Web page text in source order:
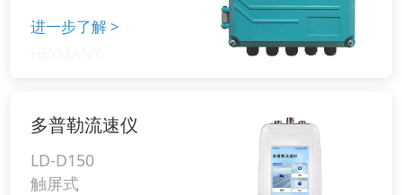
进一步了解>
多普勒流速仪
LD-D150
触屏式